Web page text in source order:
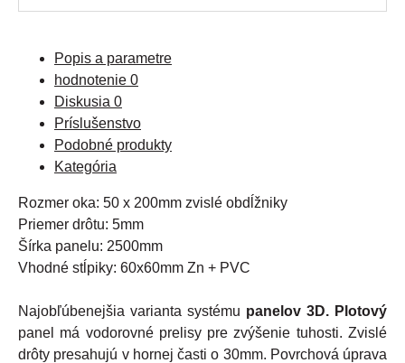
Popis a parametre
hodnotenie 0
Diskusia 0
Príslušenstvo
Podobné produkty
Kategória
Rozmer oka: 50 x 200mm zvislé obdĺžniky
Priemer drôtu: 5mm
Šírka panelu: 2500mm
Vhodné stĺpiky: 60x60mm Zn + PVC
Najobľúbenejšia varianta systému panelov 3D. Plotový
panel
má vodorovné prelisy pre zvýšenie tuhosti. Zvislé
drôty presahujú v hornej časti o 30mm. Povrchová úprava